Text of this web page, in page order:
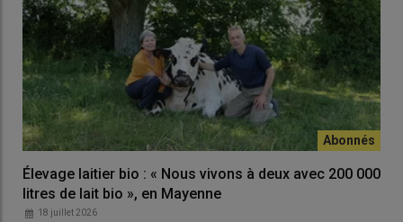
Élevage laitier bio : « Nous vivons à deux avec 200 000
litres de lait bio », en Mayenne
18 juillet 2026